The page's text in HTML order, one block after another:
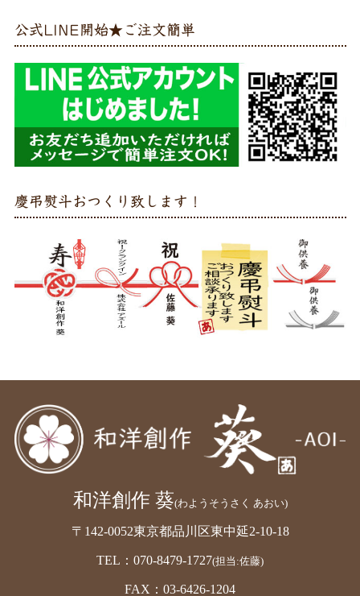
公式LINE開始★ご注文簡単
慶弔熨斗おつくり致します！
和洋創作 葵(わようそうさく あおい)
〒142-0052東京都品川区東中延2-10-18
TEL：070-8479-1727(担当:佐藤)
FAX：03-6426-1204